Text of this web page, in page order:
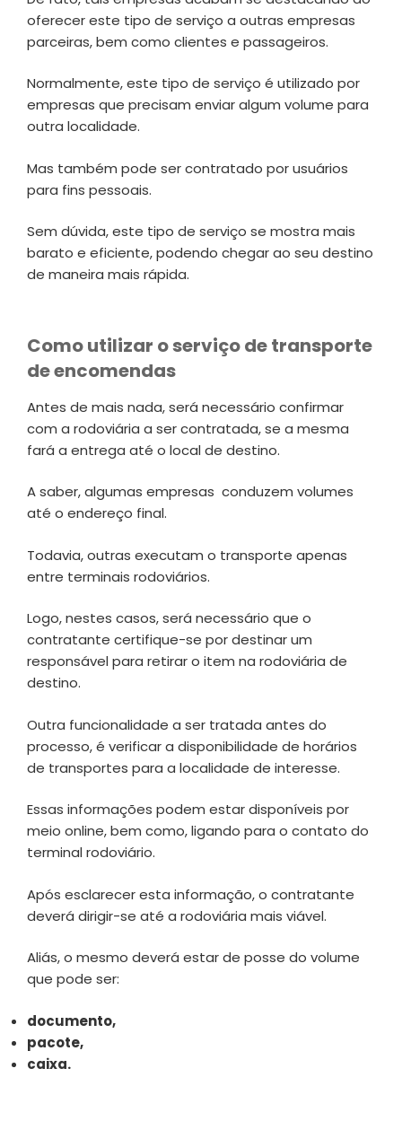
oferecer este tipo de serviço a outras empresas
parceiras, bem como clientes e passageiros.
Normalmente, este tipo de serviço é utilizado por
empresas que precisam enviar algum volume para
outra localidade.
Mas também pode ser contratado por usuários
para fins pessoais.
Sem dúvida, este tipo de serviço se mostra mais
barato e eficiente, podendo chegar ao seu destino
de maneira mais rápida.
Como utilizar o serviço de transporte
de encomendas
Antes de mais nada, será necessário confirmar
com a rodoviária a ser contratada, se a mesma
fará a entrega até o local de destino.
A saber, algumas empresas conduzem volumes
até o endereço final.
Todavia, outras executam o transporte apenas
entre terminais rodoviários.
Logo, nestes casos, será necessário que o
contratante certifique-se por destinar um
responsável para retirar o item na rodoviária de
destino.
Outra funcionalidade a ser tratada antes do
processo, é verificar a disponibilidade de horários
de transportes para a localidade de interesse.
Essas informações podem estar disponíveis por
meio online, bem como, ligando para o contato do
terminal rodoviário.
Após esclarecer esta informação, o contratante
deverá dirigir-se até a rodoviária mais viável.
Aliás, o mesmo deverá estar de posse do volume
que pode ser:
documento,
pacote,
caixa.